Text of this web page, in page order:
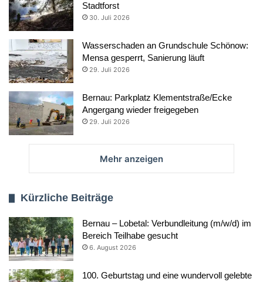
Stadtforst
30. Juli 2026
Wasserschaden an Grundschule Schönow:
Mensa gesperrt, Sanierung läuft
29. Juli 2026
Bernau: Parkplatz Klementstraße/Ecke
Angergang wieder freigegeben
29. Juli 2026
Mehr anzeigen
Kürzliche Beiträge
Bernau – Lobetal: Verbundleitung (m/w/d) im
Bereich Teilhabe gesucht
6. August 2026
100. Geburtstag und eine wundervoll gelebte